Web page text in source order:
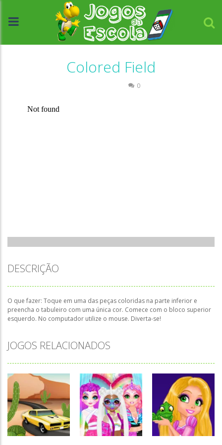
Colored Field
0
DESCRIÇÃO
O que fazer: Toque em uma das peças coloridas na parte inferior e
preencha o tabuleiro com uma única cor. Comece com o bloco superior
esquerdo. No computador utilize o mouse. Diverta-se!
JOGOS RELACIONADOS